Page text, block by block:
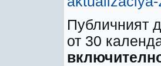
Публичният
от 30